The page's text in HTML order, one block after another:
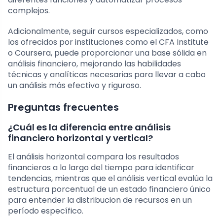
complejos.
Adicionalmente, seguir cursos especializados, como
los ofrecidos por instituciones como el CFA Institute
o Coursera, puede proporcionar una base sólida en
análisis financiero, mejorando las habilidades
técnicas y analíticas necesarias para llevar a cabo
un análisis más efectivo y riguroso.
Preguntas frecuentes
¿Cuál es la diferencia entre análisis
financiero horizontal y vertical?
El análisis horizontal compara los resultados
financieros a lo largo del tiempo para identificar
tendencias, mientras que el análisis vertical evalúa la
estructura porcentual de un estado financiero único
para entender la distribucion de recursos en un
período específico.